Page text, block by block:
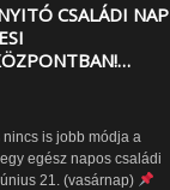
CSALÁDI NAP
nincs is jobb módja a
egész napos családi
21. (vasárnap)